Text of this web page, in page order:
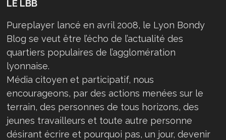
LE LBB
Pureplayer lancé en avril 2008, le Lyon Bondy
Blog se veut être l’écho de l’actualité des
quartiers populaires de l’agglomération
lyonnaise.
Média citoyen et participatif, nous
encourageons, par des actions menées sur le
terrain, des personnes de tous horizons, des
jeunes travailleurs et toute autre personne
désirant écrire et pourquoi pas, un jour, devenir